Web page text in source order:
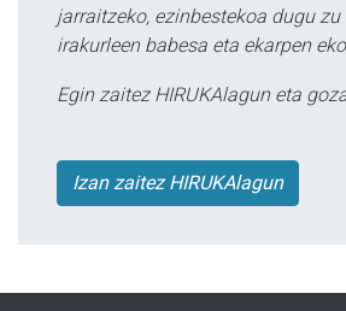
jarraitzeko, ezinbestekoa dugu
irakurleen babesa eta ekarpen
Egin zaitez HIRUKAlagun eta
Izan zaitez HIRUKAlagun